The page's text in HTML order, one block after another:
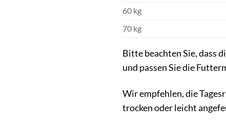
60 kg
70 kg
Bitte beachten Sie, dass
und passen Sie die
Wir empfehlen, die
trocken oder leicht